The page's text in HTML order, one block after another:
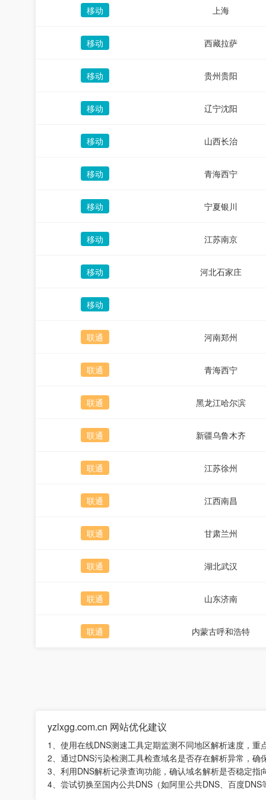
移动 上海
移动 西藏拉萨
移动 贵州贵阳
移动 辽宁沈阳
移动 山西长治
移动 青海西宁
移动 宁夏银川
移动 江苏南京
移动 河北石家庄
移动
联通 河南郑州
联通 青海西宁
联通 黑龙江哈尔滨
联通 新疆乌鲁木齐
联通 江苏徐州
联通 江西南昌
联通 甘肃兰州
联通 湖北武汉
联通 山东济南
联通 内蒙古呼和浩特
yzlxgg.com.cn 网站优化建议
1、使用在线DNS测速工具定期监测不同地区解析速度，
2、通过DNS污染检测工具检查域名是否存在解析异常，
3、利用DNS解析记录查询功能，确认域名解析是否稳定
4、尝试切换至国内公共DNS（如阿里公共DNS、百度